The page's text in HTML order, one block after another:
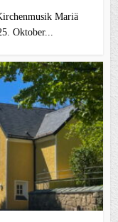
Mariä
Oktober...